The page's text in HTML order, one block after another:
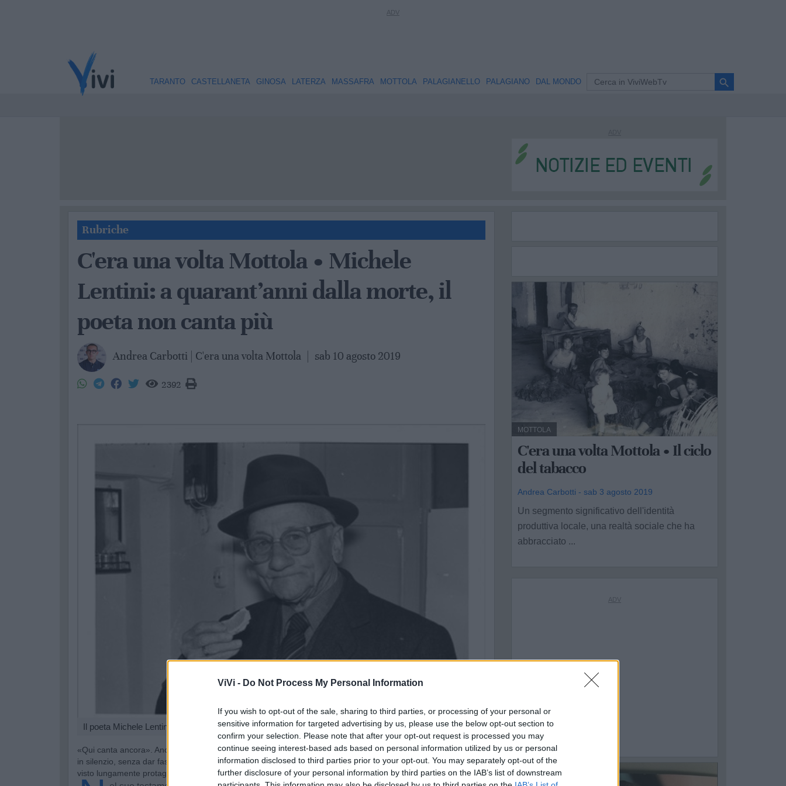
ViVi - Do Not Process My Personal Information
If you wish to opt-out of the sale, sharing to third parties, or processing of your personal or
sensitive information for targeted advertising by us, please use the below opt-out section to
confirm your selection. Please note that after your opt-out request is processed you may
continue seeing interest-based ads based on personal information utilized by us or personal
information disclosed to third parties prior to your opt-out. You may separately opt-out of the
further disclosure of your personal information by third parties on the IAB’s list of downstream
TARANTO CASTELLANETA GINOSA LATERZA MASSAFRA MOTTOLA PALAGIANELLO PALAGIANO DAL MONDO search
Rubriche
C'era una volta Mottola • Michele
Lentini: a quarant’anni dalla morte, il
poeta non canta più
Andrea Carbotti | C'era una volta Mottola sab 10 agosto 2019
2392
Il poeta Michele Lentini
«Qui canta ancora». Anche dinanzi alla morteMichele Lentiniavrebbe voluto opporre l’ultima sfida. Andò via
in silenzio, senza dar fastidio, da un'esistenza che ben quarant'anni fa è finita davvero. Una vita che lo aveva
visto lungamente protagonista di battaglie, clamori e tenzoni, tra stuoli di tifosi e di detrattori.
MOTTOLA
C'era una volta Mottola • Il ciclo
del tabacco
Andrea Carbotti - sab 3 agosto 2019
Un segmento significativo dell'identità
produttiva locale, una realtà sociale che ha
abbracciato ...
3